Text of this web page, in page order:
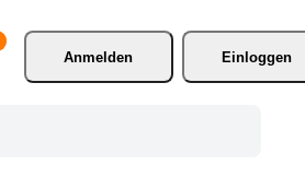
Anmelden
Einloggen